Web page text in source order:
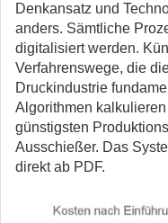
Denkansatz und
anders. Sämtliche
digitalisiert werden.
Verfahrenswege, die
Druckindustrie
Algorithmen
günstigsten
Ausschießer. Das
direkt ab PDF.